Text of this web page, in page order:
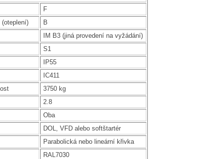
F
B
IM B3 (jiná provedení na vyžádání)
S1
IP55
IC411
3750 kg
2.8
Oba
DOL, VFD alebo softštartér
Parabolická nebo lineární křivka
RAL7030